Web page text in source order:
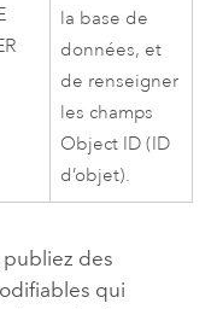
la base de
données, et
de renseigner
les champs
Object ID (ID
d’objet).
publiez des
qui